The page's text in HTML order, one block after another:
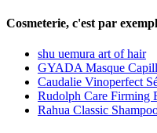
Cosmeterie, c'est par
shu uemura art of hair
GYADA Masque
Caudalie Vinoperfect
Rudolph Care Firming
Rahua Classic